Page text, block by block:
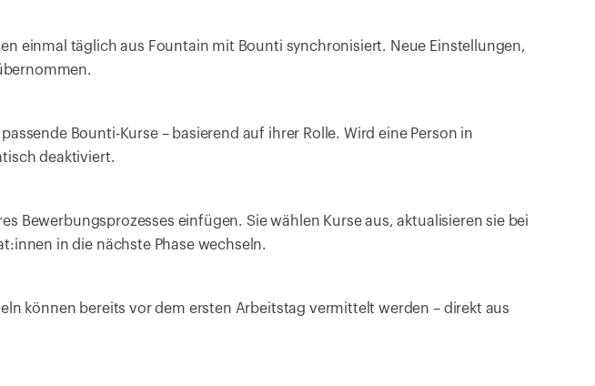
einmal täglich aus Fountain mit Bounti synchronisiert. Neue Einstellungen,
Bounti-Kurse – basierend auf ihrer Rolle. Wird eine Person in
deaktiviert.
Bewerbungsprozesses einfügen. Sie wählen Kurse aus, aktualisieren sie bei
in die nächste Phase wechseln.
können bereits vor dem ersten Arbeitstag vermittelt werden – direkt aus